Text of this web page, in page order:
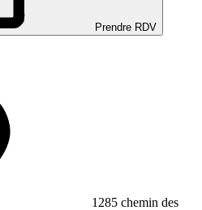
Prendre RDV
1285 chemin des